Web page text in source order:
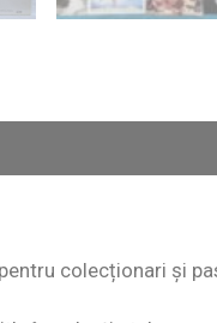
colecționari și